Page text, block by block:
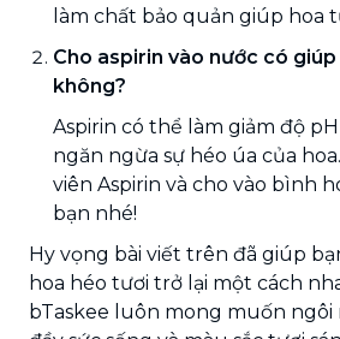
làm chất bảo quản giúp hoa
Cho aspirin vào nước có
không?
Aspirin có thể làm giảm độ
ngăn ngừa sự héo úa của
viên Aspirin và cho vào bình
bạn nhé!
Hy vọng bài viết trên đã giúp
hoa héo tươi trở lại một cách
bTaskee luôn mong muốn ngôi